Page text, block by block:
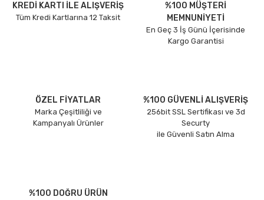
KREDİ KARTI İLE ALIŞVERİŞ
Tüm Kredi Kartlarına 12 Taksit
%100 MÜŞTERİ
MEMNUNİYETİ
En Geç 3 İş Günü İçerisinde
Kargo Garantisi
ÖZEL FİYATLAR
Marka Çeşitliliği ve
Kampanyalı Ürünler
%100 GÜVENLİ ALIŞVERİŞ
256bit SSL Sertifikası ve 3d
Securty
ile Güvenli Satın Alma
%100 DOĞRU ÜRÜN